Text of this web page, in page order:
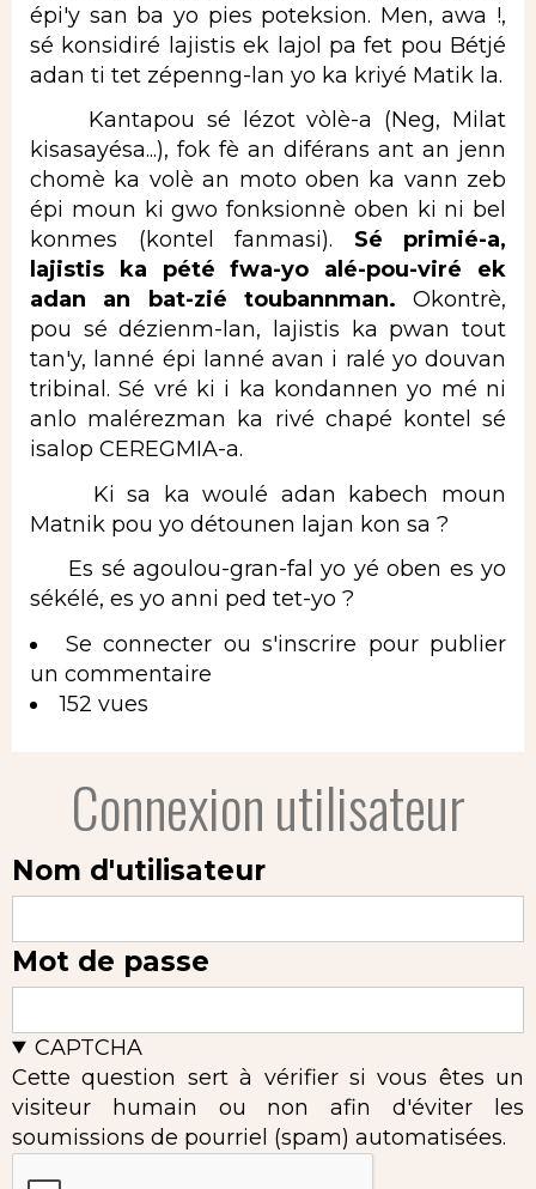
épi'y san ba yo pies poteksion. Men, awa !,
sé konsidiré lajistis ek lajol pa fet pou Bétjé
adan ti tet zépenng-lan yo ka kriyé Matik la.
Kantapou sé lézot vòlè-a (Neg, Milat
kisasayésa...), fok fè an diférans ant an jenn
chomè ka volè an moto oben ka vann zeb
épi moun ki gwo fonksionnè oben ki ni bel
konmes (kontel fanmasi). Sé primié-a,
lajistis ka pété fwa-yo alé-pou-viré ek
adan an bat-zié toubannman. Okontrè,
pou sé dézienm-lan, lajistis ka pwan tout
tan'y, lanné épi lanné avan i ralé yo douvan
tribinal. Sé vré ki i ka kondannen yo mé ni
anlo malérezman ka rivé chapé kontel sé
isalop CEREGMIA-a.
Ki sa ka woulé adan kabech moun
Matnik pou yo détounen lajan kon sa ?
Es sé agoulou-gran-fal yo yé oben es yo
sékélé, es yo anni ped tet-yo ?
Se connecter ou s'inscrire pour publier
un commentaire
152 vues
Connexion utilisateur
Nom d'utilisateur
Mot de passe
CAPTCHA
Cette question sert à vérifier si vous êtes un
visiteur humain ou non afin d'éviter les
soumissions de pourriel (spam) automatisées.